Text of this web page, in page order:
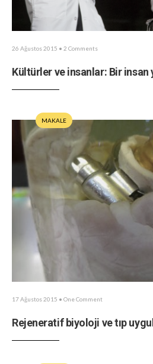
26 Ağustos 2015 • 2 Comments
Kültürler ve insanlar: Bir
MAKALE
17 Ağustos 2015 • One Comment
Rejeneratif biyoloji ve tıp